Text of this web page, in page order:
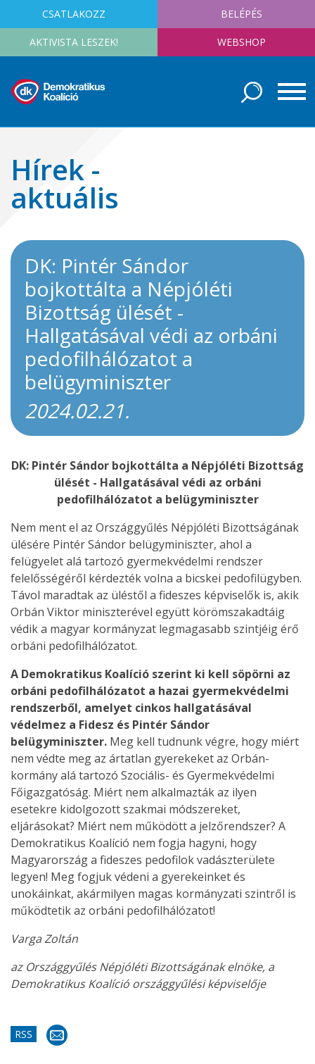
CSATLAKOZZ BELÉPÉS
AKTIVISTA LESZEK! WEBSHOP
Hírek -
aktuális
DK: Pintér Sándor
bojkottálta a Népjóléti
Bizottság ülését -
Hallgatásával védi az orbáni
pedofilhálózatot a
belügyminiszter
2024.02.21.
DK: Pintér Sándor bojkottálta a Népjóléti Bizottság
ülését - Hallgatásával védi az orbáni
pedofilhálózatot a belügyminiszter
Nem ment el az Országgyűlés Népjóléti Bizottságának
ülésére Pintér Sándor belügyminiszter, ahol a
felügyelet alá tartozó gyermekvédelmi rendszer
felelősségéről kérdezték volna a bicskei pedofilügyben.
Távol maradtak az üléstől a fideszes képviselők is, akik
Orbán Viktor miniszterével együtt körömszakadtáig
védik a magyar kormányzat legmagasabb szintjéig érő
orbáni pedofilhálózatot.
A Demokratikus Koalíció szerint ki kell söpörni az
orbáni pedofilhálózatot a hazai gyermekvédelmi
rendszerből, amelyet cinkos hallgatásával
védelmez a Fidesz és Pintér Sándor
belügyminiszter. Meg kell tudnunk végre, hogy miért
nem védte meg az ártatlan gyerekeket az Orbán-
kormány alá tartozó Szociális- és Gyermekvédelmi
Főigazgatóság. Miért nem alkalmazták az ilyen
esetekre kidolgozott szakmai módszereket,
eljárásokat? Miért nem működött a jelzőrendszer? A
Demokratikus Koalíció nem fogja hagyni, hogy
Magyarország a fideszes pedofilok vadászterülete
legyen! Meg fogjuk védeni a gyerekeinket és
unokáinkat, akármilyen magas kormányzati szintről is
működtetik az orbáni pedofilhálózatot!
Varga Zoltán
az Országgyűlés Népjóléti Bizottságának elnöke, a
Demokratikus Koalíció országgyűlési képviselője
RSS